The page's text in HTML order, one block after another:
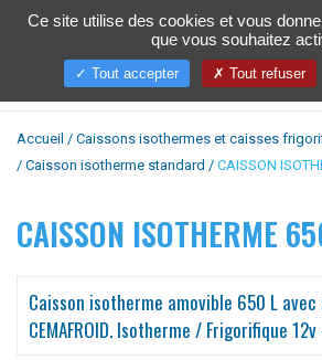
Accueil
Caissons isothermes et caisses
Caisson isotherme standard
CAISSON
CAISSON ISOTHERME
Caisson isotherme amovible 650 L avec
CEMAFROID. Isotherme / Frigorifique
Ce site utilise des cookies et vous
que vous souhaitez
Tout accepter Tout refuser